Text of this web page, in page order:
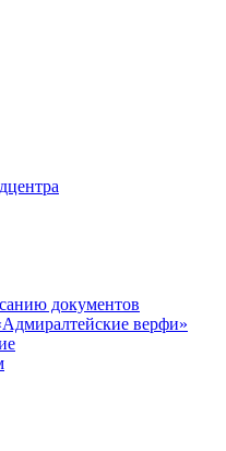
документов
верфи»